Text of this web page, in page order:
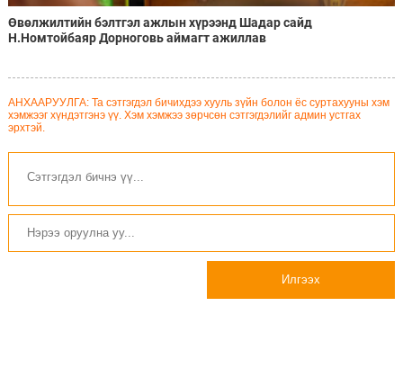
Өвөлжилтийн бэлтгэл ажлын хүрээнд Шадар сайд
Н.Номтойбаяр Дорноговь аймагт ажиллав
АНХААРУУЛГА: Та сэтгэгдэл бичихдээ хууль зүйн болон ёс суртахууны хэм
хэмжээг хүндэтгэнэ үү. Хэм хэмжээ зөрчсөн сэтгэгдэлийг админ устгах
эрхтэй.
Илгээх